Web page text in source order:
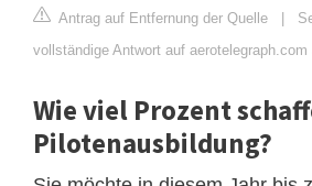
Antrag auf Entfernung der Quelle |
vollständige Antwort auf aerotelegraph.com
Wie viel Prozent
Pilotenausbildung?